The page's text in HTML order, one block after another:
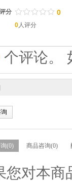
分 / / / / /
. . . . . 0
0人评分
个评论。
(0) 商品咨询(0)
您对本商